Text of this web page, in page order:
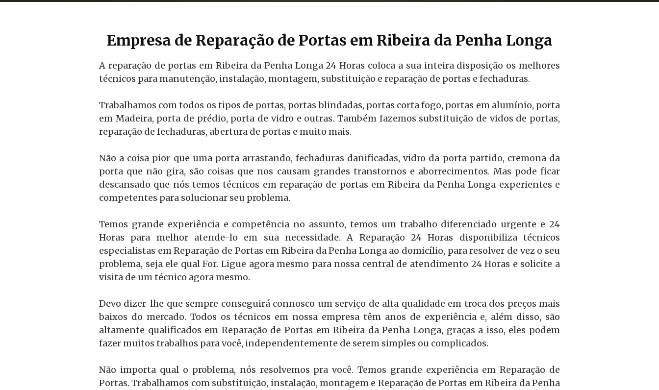
Empresa de Reparação de Portas em Ribeira da Penha Longa
A reparação de portas em Ribeira da Penha Longa 24 Horas coloca a sua inteira disposição os melhores
técnicos para manutenção, instalação, montagem, substituição e reparação de portas e fechaduras.
Trabalhamos com todos os tipos de portas, portas blindadas, portas corta fogo, portas em alumínio, porta
em Madeira, porta de prédio, porta de vidro e outras. Também fazemos substituição de vidos de portas,
reparação de fechaduras, abertura de portas e muito mais.
Não a coisa pior que uma porta arrastando, fechaduras danificadas, vidro da porta partido, cremona da
porta que não gira, são coisas que nos causam grandes transtornos e aborrecimentos. Mas pode ficar
descansado que nós temos técnicos em reparação de portas em Ribeira da Penha Longa experientes e
competentes para solucionar seu problema.
Temos grande experiência e competência no assunto, temos um trabalho diferenciado urgente e 24
Horas para melhor atende-lo em sua necessidade. A Reparação 24 Horas disponibiliza técnicos
especialistas em Reparação de Portas em Ribeira da Penha Longa ao domicílio, para resolver de vez o seu
problema, seja ele qual For. Ligue agora mesmo para nossa central de atendimento 24 Horas e solicite a
visita de um técnico agora mesmo.
Devo dizer-lhe que sempre conseguirá connosco um serviço de alta qualidade em troca dos preços mais
baixos do mercado. Todos os técnicos em nossa empresa têm anos de experiência e, além disso, são
altamente qualificados em Reparação de Portas em Ribeira da Penha Longa, graças a isso, eles podem
fazer muitos trabalhos para você, independentemente de serem simples ou complicados.
Não importa qual o problema, nós resolvemos pra você. Temos grande experiência em Reparação de
Portas. Trabalhamos com substituição, instalação, montagem e Reparação de Portas em Ribeira da Penha